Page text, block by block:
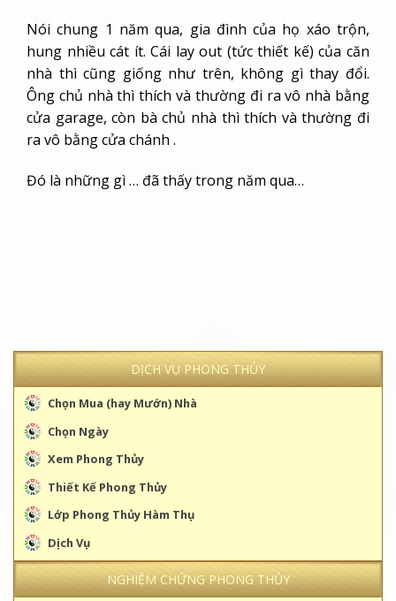
DỊCH VỤ PHONG THỦY
Chọn Mua (hay Mướn) Nhà
Chọn Ngày
Xem Phong Thủy
Thiết Kế Phong Thủy
Lớp Phong Thủy Hàm Thụ
Dịch Vụ
NGHIỆM CHỨNG PHONG THỦY
Nói chung 1 năm qua, gia đình của họ xáo trộn,
hung nhiều cát ít. Cái lay out (tức thiết kế) của căn
nhà thì cũng giống như trên, không gì thay đổi.
Ông chủ nhà thì thích và thường đi ra vô nhà bằng
cửa garage, còn bà chủ nhà thì thích và thường đi
ra vô bằng cửa chánh .
Đó là những gì … đã thấy trong năm qua…